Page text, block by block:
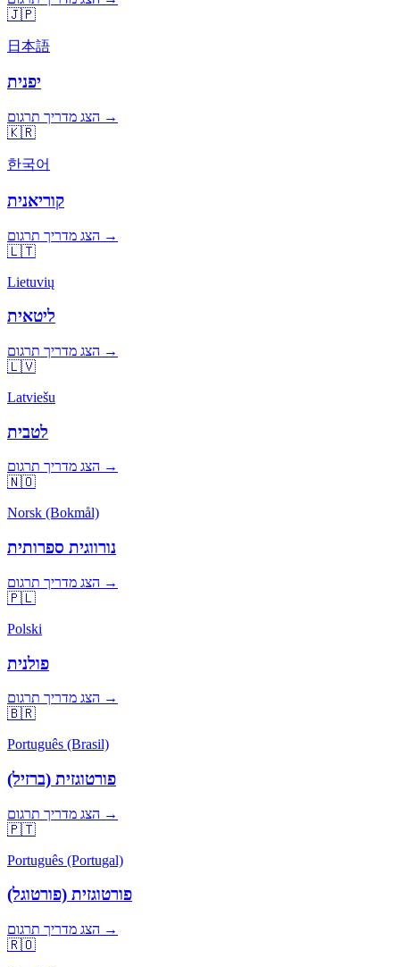
🇯🇵
日本語
יפנית
הצג מדריך תרגום →
🇰🇷
한국어
קוריאנית
הצג מדריך תרגום →
🇱🇹
Lietuvių
ליטאית
הצג מדריך תרגום →
🇱🇻
Latviešu
לטבית
הצג מדריך תרגום →
🇳🇴
Norsk (Bokmål)
נורווגית ספרותית
הצג מדריך תרגום →
🇵🇱
Polski
פולנית
הצג מדריך תרגום →
🇧🇷
Português (Brasil)
פורטוגזית (ברזיל)
הצג מדריך תרגום →
🇵🇹
Português (Portugal)
פורטוגזית (פורטוגל)
הצג מדריך תרגום →
🇷🇴